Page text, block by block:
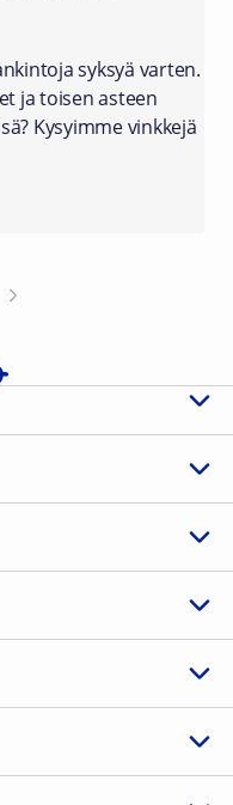
syksyä varten.
ja toisen asteen
Kysyimme vinkkejä